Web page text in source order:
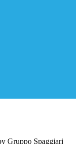
Gruppo Spaggiari